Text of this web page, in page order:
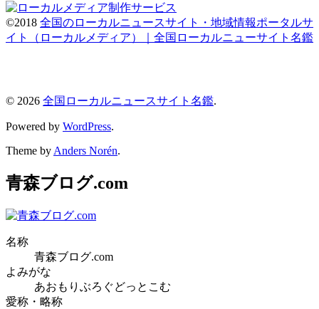
©2018 全国のローカルニュースサイト・地域情報ポータルサ
イト（ローカルメディア）｜全国ローカルニューサイト名鑑
© 2026 全国ローカルニュースサイト名鑑.
Powered by WordPress.
Theme by Anders Norén.
青森ブログ.com
名称
青森ブログ.com
よみがな
あおもりぶろぐどっとこむ
愛称・略称